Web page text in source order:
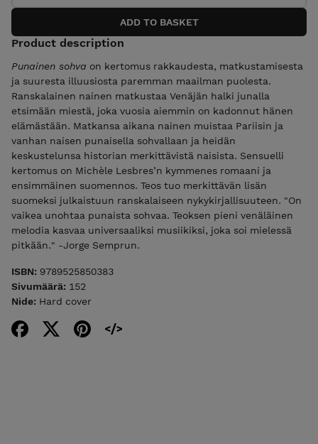
Product description
Punainen sohva on kertomus rakkaudesta, matkustamisesta
ja suuresta illuusiosta paremman maailman puolesta.
Ranskalainen nainen matkustaa Venäjän halki junalla
etsimään miestä, joka vuosia aiemmin on kadonnut hänen
elämästään. Matkansa aikana nainen muistaa Pariisin ja
vanhan naisen punaisella sohvallaan ja heidän
keskustelunsa historian merkittävistä naisista. Sensuelli
kertomus on Michèle Lesbres’n kymmenes romaani ja
ensimmäinen suomennos. Teos tuo merkittävän lisän
suomeksi julkaistuun ranskalaiseen nykykirjallisuuteen. "On
vaikea unohtaa punaista sohvaa. Teoksen pieni venäläinen
melodia kasvaa universaaliksi musiikiksi, joka soi mielessä
pitkään." -Jorge Semprun.
ISBN: 9789525850383
Sivumäärä: 152
Nide: Hard cover